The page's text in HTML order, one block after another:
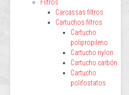
Filtros
Carcassas filtros
Cartuchos filtros
Cartucho
polipropileno
Cartucho nylon
Cartucho carbón
Cartucho
polifostatos